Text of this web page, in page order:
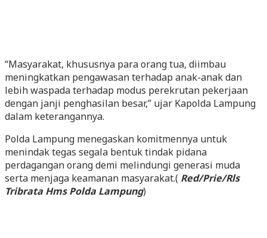
“Masyarakat, khususnya para orang tua, diimbau
meningkatkan pengawasan terhadap anak-anak dan
lebih waspada terhadap modus perekrutan pekerjaan
dengan janji penghasilan besar,” ujar Kapolda Lampung
dalam keterangannya.
Polda Lampung menegaskan komitmennya untuk
menindak tegas segala bentuk tindak pidana
perdagangan orang demi melindungi generasi muda
serta menjaga keamanan masyarakat.( Red/Prie/Rls
Tribrata Hms Polda Lampung)